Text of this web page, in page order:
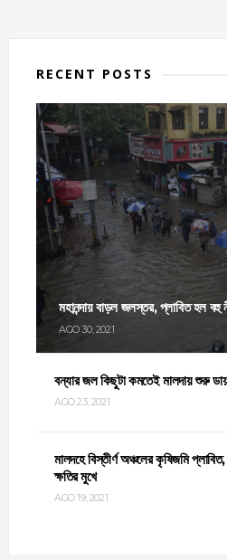
RECENT POSTS
মহানন্দায় বাড়ল জলস্তর, প্লাবিত হল বহু
AGO 30, 2021
বন্যার জল কিছুটা কমতেই মালদায় শুরু
AGO 23, 2021
মালদহে বিস্তীর্ণ অঞ্চলের কৃষিজমি প্লাবিত,
ক্ষতির মুখে
AGO 19, 2021